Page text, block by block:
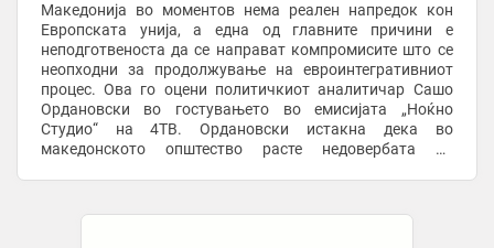
Македонија во моментов нема реален напредок кон
Европската унија, а една од главните причини е
неподготвеноста да се направат компромисите што се
неопходни за продолжување на евроинтегративниот
процес. Ова го оцени политичкиот аналитичар Сашо
Ордановски во гостувањето во емисијата „Ноќно
Студио“ на 4ТВ. Ордановски истакна дека во
македонското општество расте недовербата во